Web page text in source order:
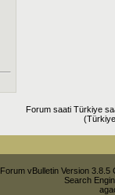
Forum saati Türkiye
Forum vBulletin Version
Search